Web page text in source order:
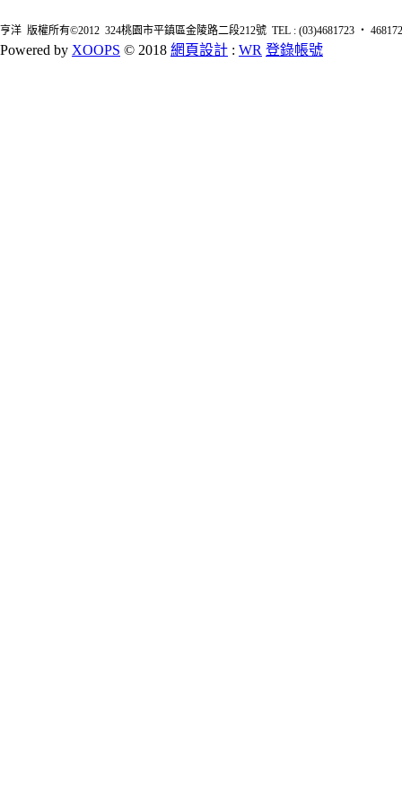
亨洋 版權所有©2012 324桃園市平鎮區金陵路二段212號 TEL : (03)4681723 ‧
Powered by XOOPS © 2018 網頁設計 : WR 登錄帳號